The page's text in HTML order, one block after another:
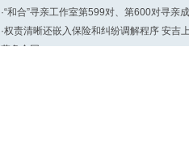
·“和合”寻亲工作室第599对、第600对寻亲
·权责清晰还嵌入保险和纠纷调解程序 安吉
劳务合同